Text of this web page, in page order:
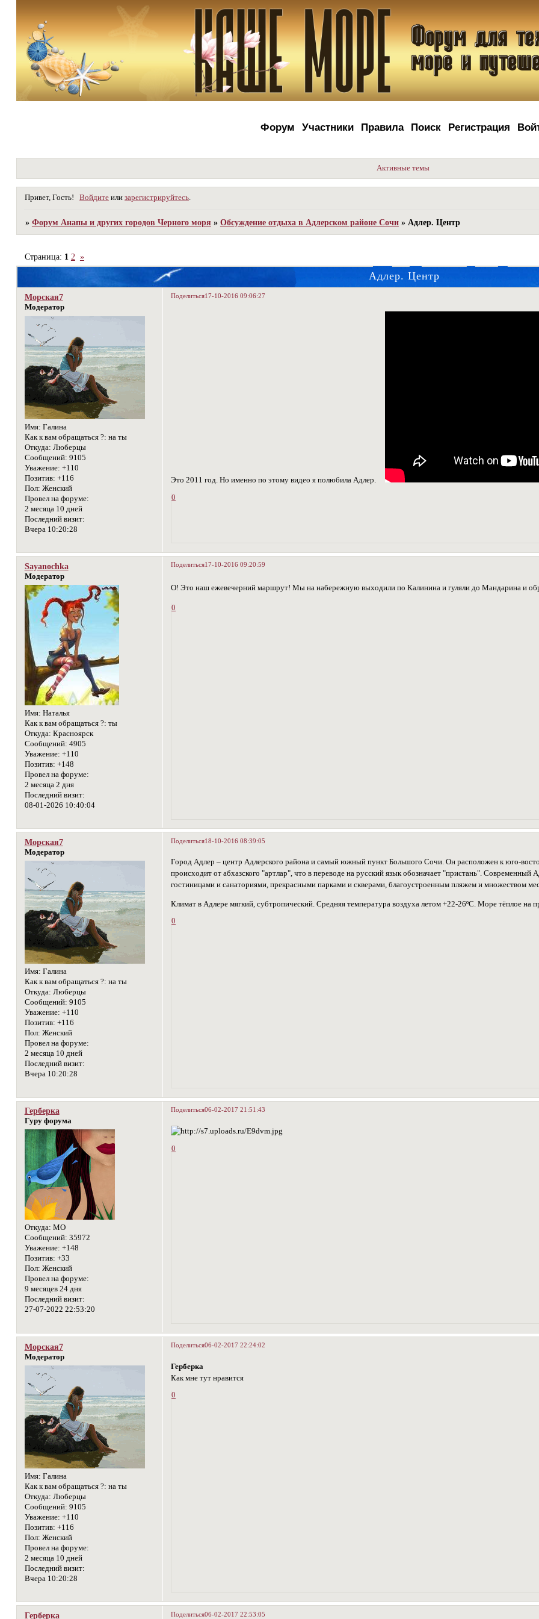
Форум Участники Правила Поиск Регистрация
Активные темы
Привет, Гость! Войдите или зарегистрируйтесь
» Форум Анапы и других городов Черного моря » Обсуждение отдыха в Адлерском районе Сочи » Адлер. Центр
Адлер. Центр
Страница: 1 2 »
Поделиться17-10-2016 09:06:27
Морская7
Модератор
Имя: Галина
Как к вам обращаться ?: на ты
Откуда: Люберцы
Сообщений: 9105
Уважение: +110
Позитив: +116
Пол: Женский
Провел на форуме:
2 месяца 10 дней
Последний визит:
Вчера 10:20:28
Это 2011 год. Но именно по этому видео я полюбила Адлер.
0
Поделиться17-10-2016 09:20:59
Sayanochka
Модератор
Имя: Наталья
Как к вам обращаться ?: ты
Откуда: Красноярск
Сообщений: 4905
Уважение: +110
Позитив: +148
Провел на форуме:
2 месяца 2 дня
Последний визит:
08-01-2026 10:40:04
О! Это наш ежевечерний маршрут! Мы на набережную выходили по Калинина и гуляли до Мандарина и
0
Поделиться18-10-2016 08:39:05
Морская7
Модератор
Имя: Галина
Как к вам обращаться ?: на ты
Откуда: Люберцы
Сообщений: 9105
Уважение: +110
Позитив: +116
Пол: Женский
Провел на форуме:
2 месяца 10 дней
Последний визит:
Вчера 10:20:28
Город Адлер – центр Адлерского района и самый южный пункт Большого Сочи. Он расположен к юго-
происходит от абхазского "артлар", что в переводе на русский язык обозначает "пристань".
гостиницами и санаториями, прекрасными парками и скверами, благоустроенным пляжем и множеством
Климат в Адлере мягкий, субтропический. Средняя температура воздуха летом +22-26ºС. Море тёплое на
0
Поделиться06-02-2017 21:51:43
Герберка
Гуру форума
Откуда: МО
Сообщений: 35972
Уважение: +148
Позитив: +33
Пол: Женский
Провел на форуме:
9 месяцев 24 дня
Последний визит:
27-07-2022 22:53:20
0
Поделиться06-02-2017 22:24:02
Морская7
Модератор
Имя: Галина
Как к вам обращаться ?: на ты
Откуда: Люберцы
Сообщений: 9105
Уважение: +110
Позитив: +116
Пол: Женский
Провел на форуме:
2 месяца 10 дней
Последний визит:
Вчера 10:20:28
Герберка
Как мне тут нравится
0
Поделиться06-02-2017 22:53:05
Герберка